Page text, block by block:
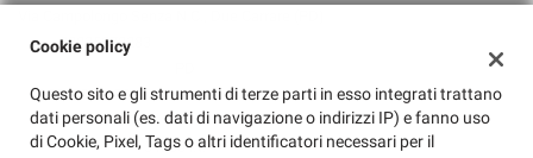
P.IVA:00035070283
N°00035070283
REA:PD - 245683
Capitale sociale: € 31200 i.v.
Cookie policy
Questo sito e gli strumenti di terze parti in esso integrati trattano
dati personali (es. dati di navigazione o indirizzi IP) e fanno uso
di Cookie, Pixel, Tags o altri identificatori necessari per il